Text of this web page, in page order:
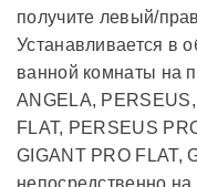
получите левый/
Устанавливается в
ванной комнаты на
ANGELA,
FLAT, PERSEUS
GIGANT PRO FLAT,
непосредственно